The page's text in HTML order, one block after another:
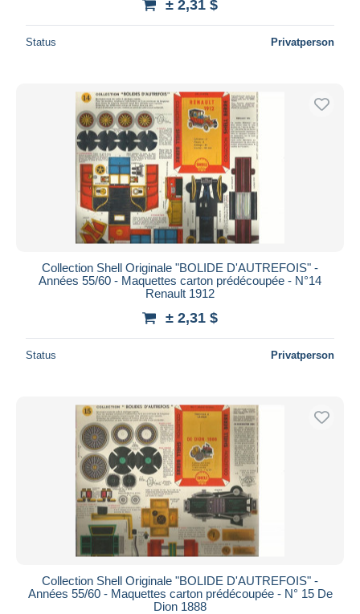
± 2,31 $
Status Privatperson
Collection Shell Originale "BOLIDE D'AUTREFOIS" -
Années 55/60 - Maquettes carton prédécoupée - N°14
Renault 1912
± 2,31 $
Status Privatperson
Collection Shell Originale "BOLIDE D'AUTREFOIS" -
Années 55/60 - Maquettes carton prédécoupée - N° 15 De
Dion 1888